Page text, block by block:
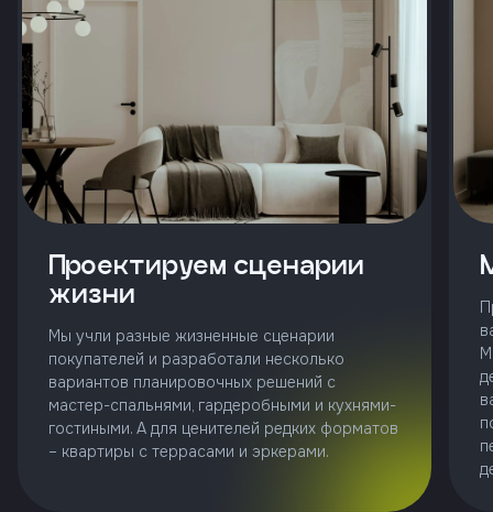
Проектируем сценарии
жизни
Мы учли разные жизненные сценарии
покупателей и разработали несколько
вариантов планировочных решений с
мастер-спальнями, гардеробными и кухнями-
гостиными. А для ценителей редких форматов
– квартиры с террасами и эркерами.
условиями
политики
71-10
Заказать
звонок